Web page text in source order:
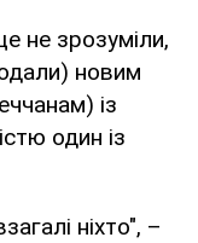
не зрозуміли,
новим
із
один із
ніхто", –